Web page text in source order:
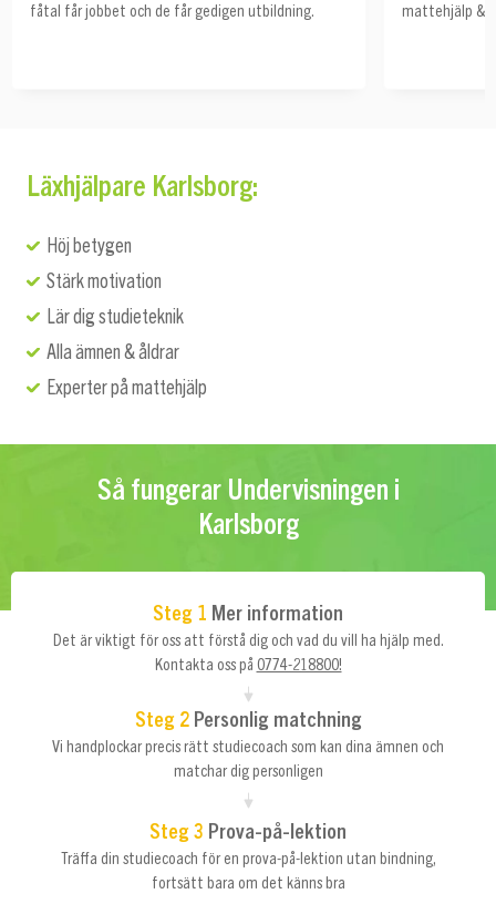
fåtal får jobbet och de får gedigen utbildning.
mattehjälp &
Läxhjälpare Karlsborg:
Höj betygen
Stärk motivation
Lär dig studieteknik
Alla ämnen & åldrar
Experter på mattehjälp
Så fungerar Undervisningen i
Karlsborg
Steg 1 Mer information
Det är viktigt för oss att förstå dig och vad du vill ha hjälp med.
Kontakta oss på 0774-218800!
Steg 2 Personlig matchning
Vi handplockar precis rätt studiecoach som kan dina ämnen och
matchar dig personligen
Steg 3 Prova-på-lektion
Träffa din studiecoach för en prova-på-lektion utan bindning,
fortsätt bara om det känns bra